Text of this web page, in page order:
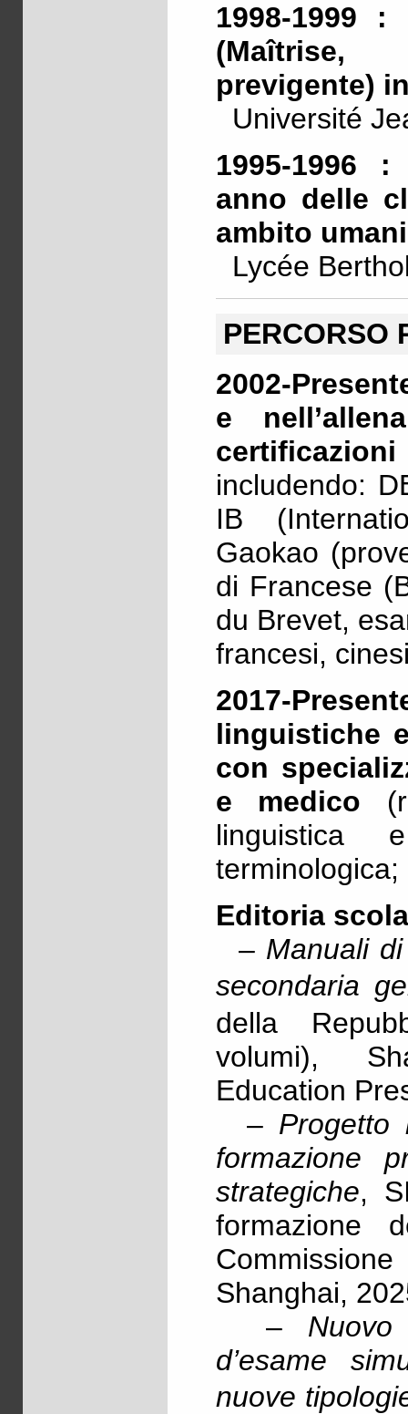
1998-1999
(Maîtrise,
previgente)
Université
1995-1996
anno delle
ambito
Lycée
PERCORSO
2002-
e
includendo:
IB
Gaokao
di Francese
du Brevet,
francesi,
2017-
linguistiche
con
e medico
linguistica
Editoria
– Manuali
secondaria
della
volumi),
Education
– Progetto
formazione
strategiche,
formazione
Shanghai,
–
d’esame
nuove